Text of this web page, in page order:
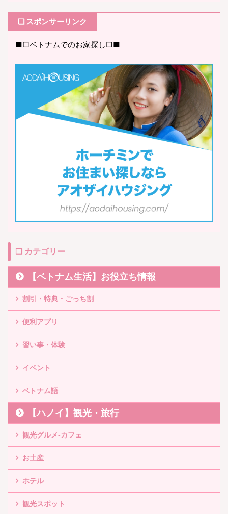
❏ スポンサーリンク
■□ベトナムでのお家探し□■
❏ カテゴリー
【ベトナム生活】お役立ち情報
割引・特典・ごっち割
便利アプリ
習い事・体験
イベント
ベトナム語
【ハノイ】観光・旅行
観光グルメ-カフェ
お土産
ホテル
観光スポット